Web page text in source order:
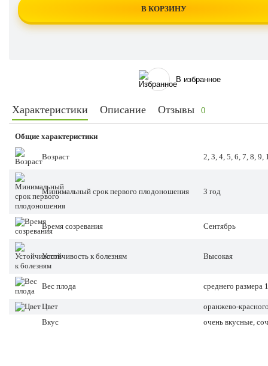
В КОРЗИНУ
В избранное
Характеристики Описание Отзывы 0
Общие характеристики
Возраст 2, 3, 4, 5, 6, 7, 8, 9,
Минимальный срок первого плодоношения 3 год
Время созревания Сентябрь
Устойчивость к болезням Высокая
Вес плода среднего размера
Цвет
оранжево-
Вкус
очень вкусные,